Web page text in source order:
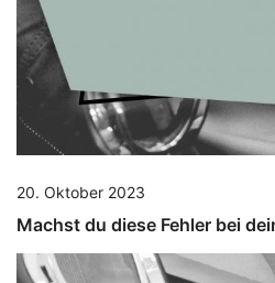
20. Oktober 2023
Machst du diese Fehler bei